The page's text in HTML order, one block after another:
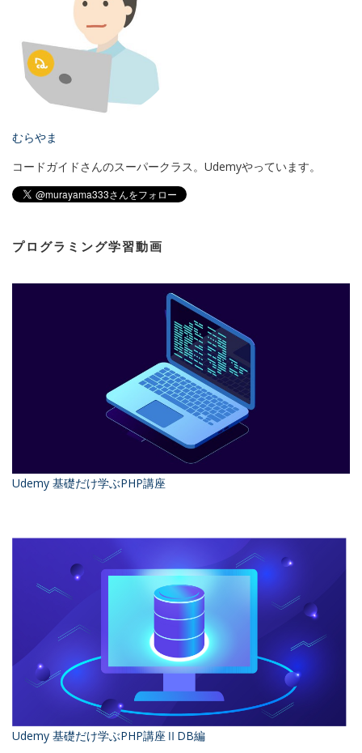
むらやま
コードガイドさんのスーパークラス。Udemyやっています。
プログラミング学習動画
Udemy 基礎だけ学ぶPHP講座
Udemy 基礎だけ学ぶPHP講座ⅡDB編